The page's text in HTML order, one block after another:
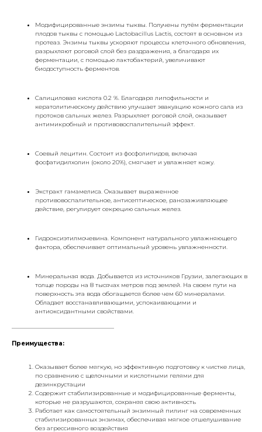
Модифицированные энзимы тыквы. Получены путём ферментации
плодов тыквы с помощью Lactobacillus Lactis, состоят в основном из
протеаз. Энзимы тыквы ускоряют процессы клеточного обновления,
разрыхляют роговой слой без раздражения, а благодаря их
ферментации, с помощью лактобактерий, увеличивают
биодоступность ферментов.
Салициловая кислота 0.2 %. Благодаря липофильности и
кератолитическому действию улучшает эвакуацию кожного сала из
протоков сальных желез. Разрыхляет роговой слой, оказывает
антимикробный и противовоспалительный эффект.
Соевый лецитин. Состоит из фосфолипидов, включая
фосфатидилхолин (около 20%), смягчает и увлажняет кожу.
Экстракт гамамелиса. Оказывает выраженное
противовоспалительное, антисептическое, ранозаживляющее
действие, регулирует секрецию сальных желез.
Гидроксиэтилмочевина. Компонент натурального увлажняющего
фактора, обеспечивает оптимальный уровень увлажненности.
Минеральная вода. Добывается из источников Грузии, залегающих в
толще породы на 8 тысячах метров под землей. На своем пути на
поверхность эта вода обогащается более чем 60 минералами.
Обладает восстанавливающими, успокаивающими и
антиоксидантными свойствами.
Преимущества:
Оказывает более мягкую, но эффективную подготовку к чистке лица,
по сравнению с щелочными и кислотными гелями для
дезинкрустации
Содержит стабилизированные и модифицированные ферменты,
которые не разрушаются, сохраняя свою активность
Работает как самостоятельный энзимный пилинг на современных
стабилизированных энзимах, обеспечивая мягкое отшелушивание
без агрессивного воздействия